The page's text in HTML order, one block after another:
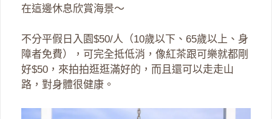
在這邊休息欣賞海景～
不分平假日入園$50/人（10歲以下、65歲以上、身
障者免費），可完全抵低消，像紅茶跟可樂就都剛
好$50，來拍拍逛逛滿好的，而且還可以走走山
路，對身體很健康。